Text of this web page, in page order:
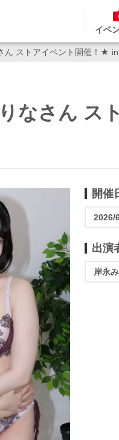
イベ
ん ストアイベント開催！★
なさん ス
開催
2026/
出演
岸永